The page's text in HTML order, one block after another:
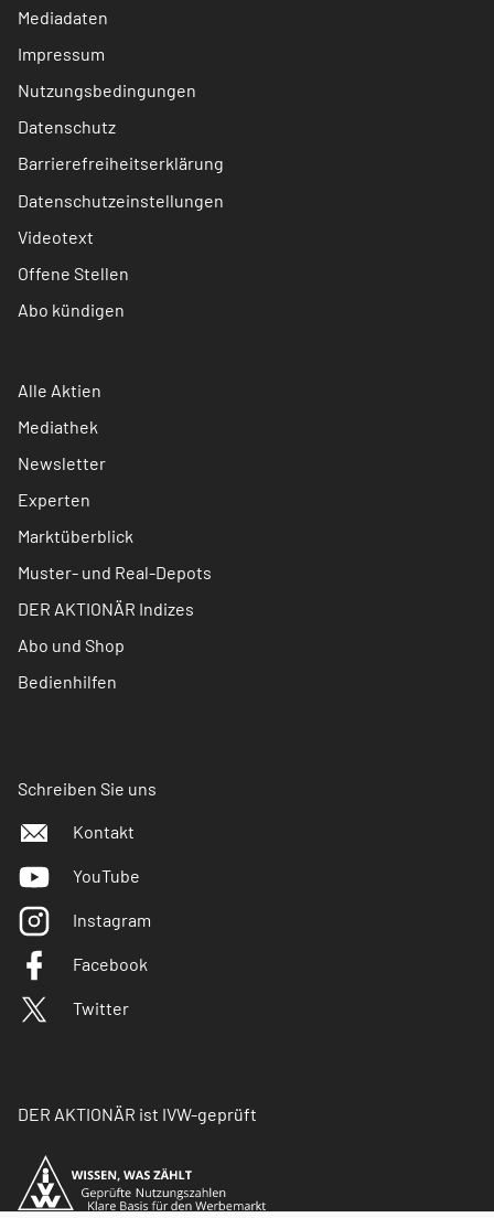
Mediadaten
Impressum
Nutzungsbedingungen
Datenschutz
Barrierefreiheitserklärung
Datenschutzeinstellungen
Videotext
Offene Stellen
Abo kündigen
Alle Aktien
Mediathek
Newsletter
Experten
Marktüberblick
Muster- und Real-Depots
DER AKTIONÄR Indizes
Abo und Shop
Bedienhilfen
Schreiben Sie uns
Kontakt
YouTube
Instagram
Facebook
Twitter
DER AKTIONÄR ist IVW-geprüft